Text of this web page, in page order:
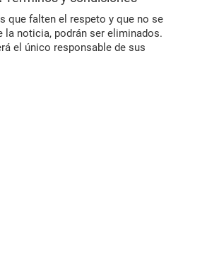
que falten el respeto y que no se
la noticia, podrán ser eliminados.
el único responsable de sus